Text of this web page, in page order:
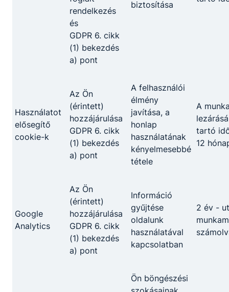
Turizmus-vendéglátás
Pincér - vendégtéri szakember
KKK PTT
Gépi és CNC forgácsoló
PTT
rendelkezés
és
GDPR 6. cikk
(1) bekezdés
a) pont
biztosítása
Használatot
elősegítő
cookie-k
Az Ön
(érintett)
hozzájárulása
GDPR 6. cikk
(1) bekezdés
a) pont
A felhasználói
élmény
javítása, a
honlap
használatának
kényelmesebbé
tétele
A
tartó
12
Google
Analytics
Az Ön
(érintett)
hozzájárulása
GDPR 6. cikk
(1) bekezdés
a) pont
Információ
gyűjtése
oldalunk
használatával
kapcsolatban
2 év -
Ön böngészési